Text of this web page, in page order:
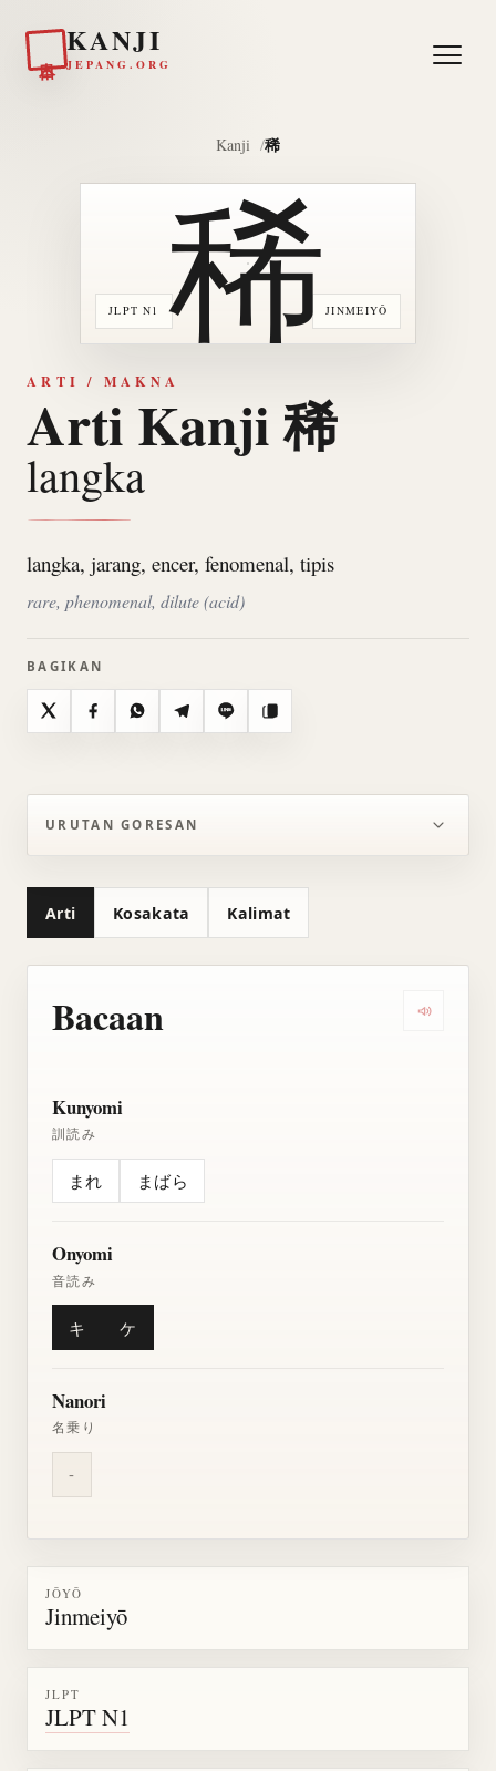
KANJI
JEPANG.ORG
Kanji 稀
JLPT N1 JINMEIYŌ
稀
ARTI / MAKNA
Arti Kanji 稀
langka
langka, jarang, encer, fenomenal, tipis
rare, phenomenal, dilute (acid)
BAGIKAN
X FacebookWhatsAppTelegramLine Salin
URUTAN GORESAN
Arti Kosakata Kalimat
Bacaan
Kunyomi
訓読み
まれ まばら
Onyomi
音読み
キ ケ
Nanori
名乗り
-
JŌYŌ
Jinmeiyō
JLPT
JLPT N1